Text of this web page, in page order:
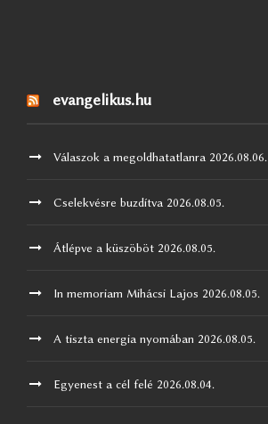
evangelikus.hu
Válaszok a megoldhatatlanra 2026.08.06.
Cselekvésre buzdítva 2026.08.05.
Átlépve a küszöböt 2026.08.05.
In memoriam Mihácsi Lajos 2026.08.05.
A tiszta energia nyomában 2026.08.05.
Egyenest a cél felé 2026.08.04.